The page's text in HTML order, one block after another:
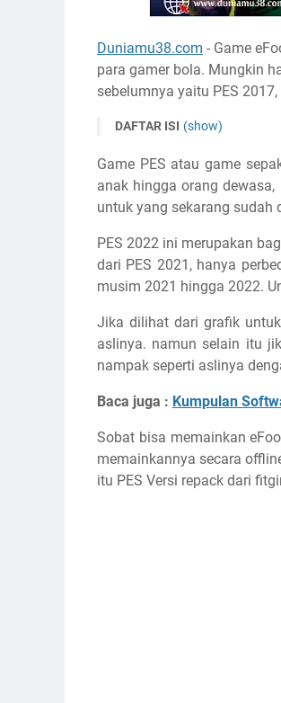
Duniamu38.com - Game
para gamer bola. Mungkin
sebelumnya yaitu PES
DAFTAR ISI (show)
Speksifikasi PC Minimal
Cara Install PES 2022
Game PES atau game
anak hingga orang
untuk yang sekarang sudah
PES 2022 ini merupakan
dari PES 2021, hanya
musim 2021 hingga 2022.
Jika dilihat dari grafik
aslinya. namun selain itu
nampak seperti aslinya
Baca juga : Kumpulan
Sobat bisa memainkan
memainkannya secara
itu PES Versi repack dari